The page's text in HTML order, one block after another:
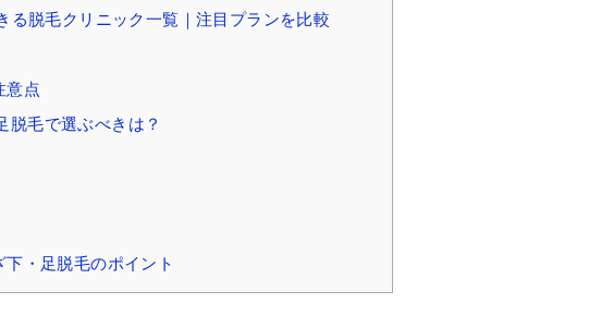
る脱毛クリニック一覧｜注目プランを比較
意点
毛で選ぶべきは？
・足脱毛のポイント